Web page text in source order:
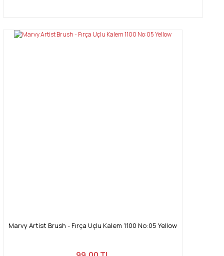
Marvy Artist Brush - Fırça Uçlu Kalem 1100 No:05 Yellow